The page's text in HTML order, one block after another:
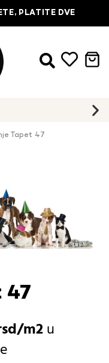
PLATITE DVE
Tapet 47
47
u